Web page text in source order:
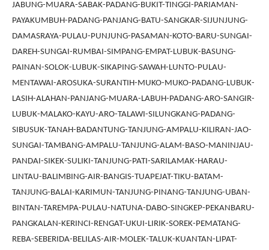
JABUNG-MUARA-SABAK-PADANG-BUKIT-TINGGI-PARIAMAN-
PAYAKUMBUH-PADANG-PANJANG-BATU-SANGKAR-SIJUNJUNG-
DAMASRAYA-PULAU-PUNJUNG-PASAMAN-KOTO-BARU-SUNGAI-
DAREH-SUNGAI-RUMBAI-SIMPANG-EMPAT-LUBUK-BASUNG-
PAINAN-SOLOK-LUBUK-SIKAPING-SAWAH-LUNTO-PULAU-
MENTAWAI-AROSUKA-SURANTIH-MUKO-MUKO-PADANG-LUBUK-
LASIH-ALAHAN-PANJANG-MUARA-LABUH-PADANG-ARO-SANGIR-
LUBUK-MALAKO-KAYU-ARO-TALAWI-SILUNGKANG-PADANG-
SIBUSUK-TANAH-BADANTUNG-TANJUNG-AMPALU-KILIRAN-JAO-
SUNGAI-TAMBANG-AMPALU-TANJUNG-ALAM-BASO-MANINJAU-
PANDAI-SIKEK-SULIKI-TANJUNG-PATI-SARILAMAK-HARAU-
LINTAU-BALIMBING-AIR-BANGIS-TUAPEJAT-TIKU-BATAM-
TANJUNG-BALAI-KARIMUN-TANJUNG-PINANG-TANJUNG-UBAN-
BINTAN-TAREMPA-PULAU-NATUNA-DABO-SINGKEP-PEKANBARU-
PANGKALAN-KERINCI-RENGAT-UKUI-LIRIK-SOREK-PEMATANG-
REBA-SEBERIDA-BELILAS-AIR-MOLEK-TALUK-KUANTAN-LIPAT-